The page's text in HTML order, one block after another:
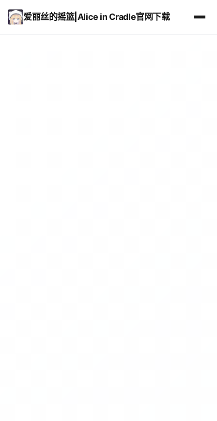
爱丽丝的摇篮|Alice in Cradle官网下载